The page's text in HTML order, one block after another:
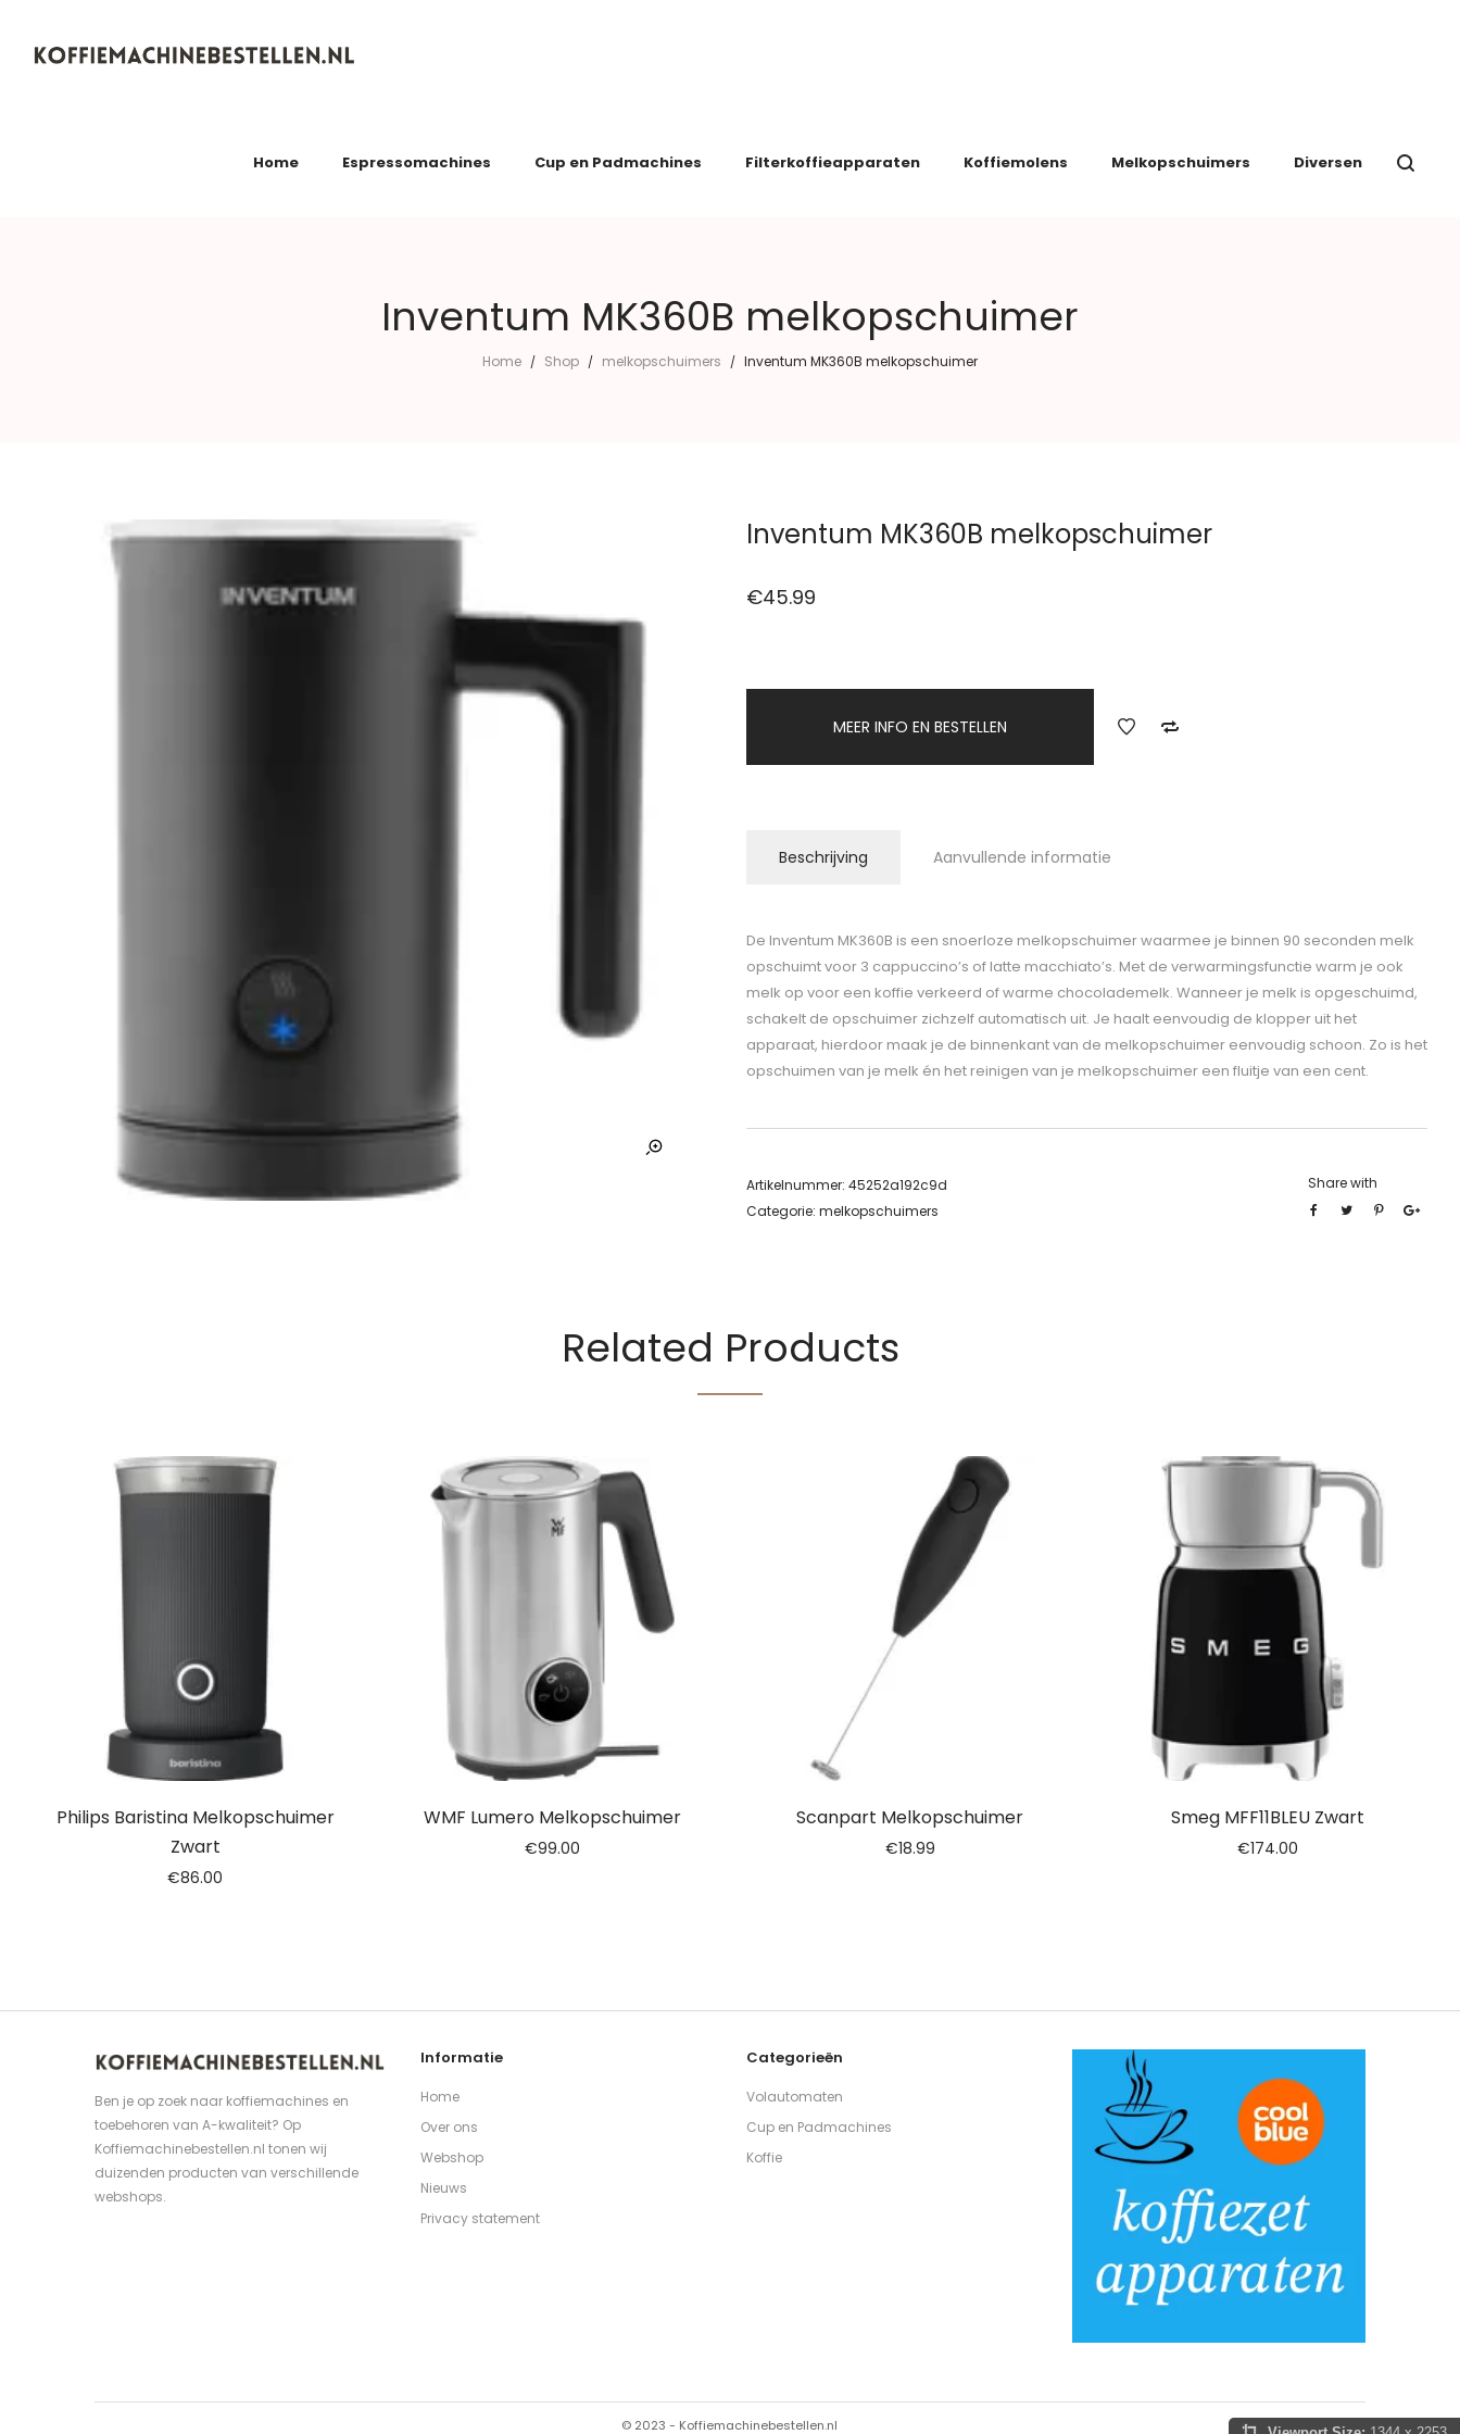
Home Espressomachines Cup en Padmachines Filterkoffieapparaten Koffiemolens Melkopschuimers Diversen
Inventum MK360B melkopschuimer
Home / Shop / melkopschuimers / Inventum MK360B melkopschuimer
Inventum MK360B melkopschuimer
€45.99
MEER INFO EN BESTELLEN
Beschrijving Aanvullende informatie
De Inventum MK360B is een snoerloze melkopschuimer waarmee je binnen 90 seconden melk
opschuimt voor 3 cappuccino’s of latte macchiato’s. Met de verwarmingsfunctie warm je ook
melk op voor een koffie verkeerd of warme chocolademelk. Wanneer je melk is opgeschuimd,
schakelt de opschuimer zichzelf automatisch uit. Je haalt eenvoudig de klopper uit het
apparaat, hierdoor maak je de binnenkant van de melkopschuimer eenvoudig schoon. Zo is het
opschuimen van je melk én het reinigen van je melkopschuimer een fluitje van een cent.
Artikelnummer: 45252a192c9d
Categorie: melkopschuimers
Share with
Related Products
Philips Baristina Melkopschuimer
Zwart
€86.00
WMF Lumero Melkopschuimer
€99.00
Scanpart Melkopschuimer
€18.99
Smeg MFF11BLEU Zwart
€174.00
Ben je op zoek naar koffiemachines en
toebehoren van A-kwaliteit? Op
Koffiemachinebestellen.nl tonen wij
duizenden producten van verschillende
webshops.
Informatie
Home
Over ons
Webshop
Nieuws
Privacy statement
Categorieën
Volautomaten
Cup en Padmachines
Koffie
© 2023 - Koffiemachinebestellen.nl